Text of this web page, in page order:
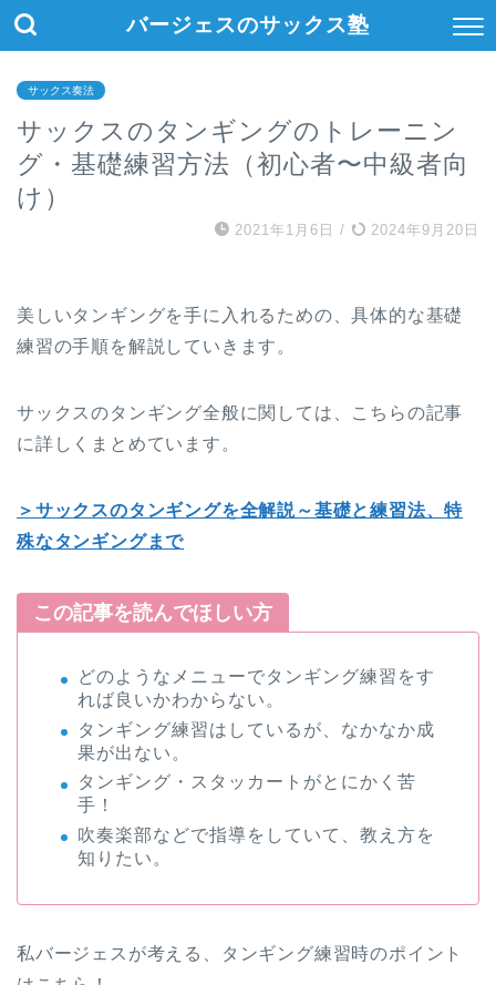
バージェスのサックス塾
サックス奏法
サックスのタンギングのトレーニン
グ・基礎練習方法（初心者〜中級者向
け）
2021年1月6日 / 2024年9月20日
美しいタンギングを手に入れるための、具体的な基礎
練習の手順を解説していきます。
サックスのタンギング全般に関しては、こちらの記事
に詳しくまとめています。
＞サックスのタンギングを全解説～基礎と練習法、特
殊なタンギングまで
この記事を読んでほしい方
どのようなメニューでタンギング練習をす
れば良いかわからない。
タンギング練習はしているが、なかなか成
果が出ない。
タンギング・スタッカートがとにかく苦
手！
吹奏楽部などで指導をしていて、教え方を
知りたい。
私バージェスが考える、タンギング練習時のポイント